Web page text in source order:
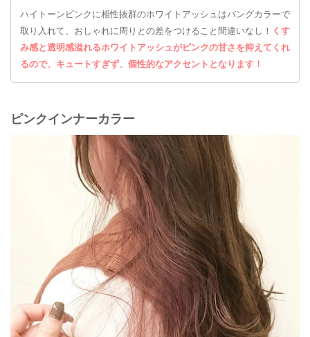
ハイトーンピンクに相性抜群のホワイトアッシュはバングカラーで
取り入れて、おしゃれに周りとの差をつけること間違いなし！
くす
み感と透明感溢れるホワイトアッシュがピンクの甘さを抑えてくれ
るので、キュートすぎず、個性的なアクセントとなります！
ピンクインナーカラー